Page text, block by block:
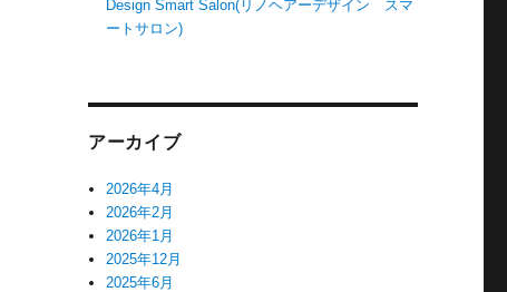
Design Smart Salon(リノヘアーデザイン スマ
ートサロン)
アーカイブ
2026年4月
2026年2月
2026年1月
2025年12月
2025年6月